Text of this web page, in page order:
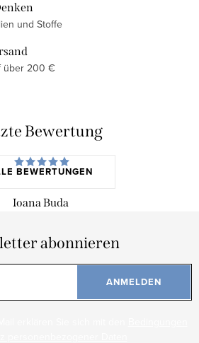
und Stoffe
über 200 €
Bewertung
BEWERTUNGEN
Ioana Buda
abonnieren
ANMELDEN